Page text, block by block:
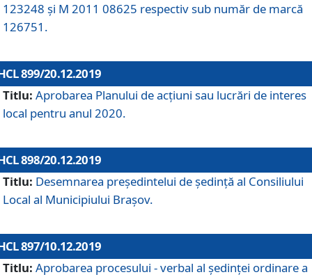
123248 și M 2011 08625 respectiv sub număr de marcă
126751.
899/20.12.2019
Titlu: Aprobarea Planului de acţiuni sau lucrări de interes
local pentru anul 2020.
898/20.12.2019
Titlu: Desemnarea preşedintelui de şedinţă al Consiliului
Local al Municipiului Braşov.
897/10.12.2019
Titlu: Aprobarea procesului - verbal al şedinţei ordinare a